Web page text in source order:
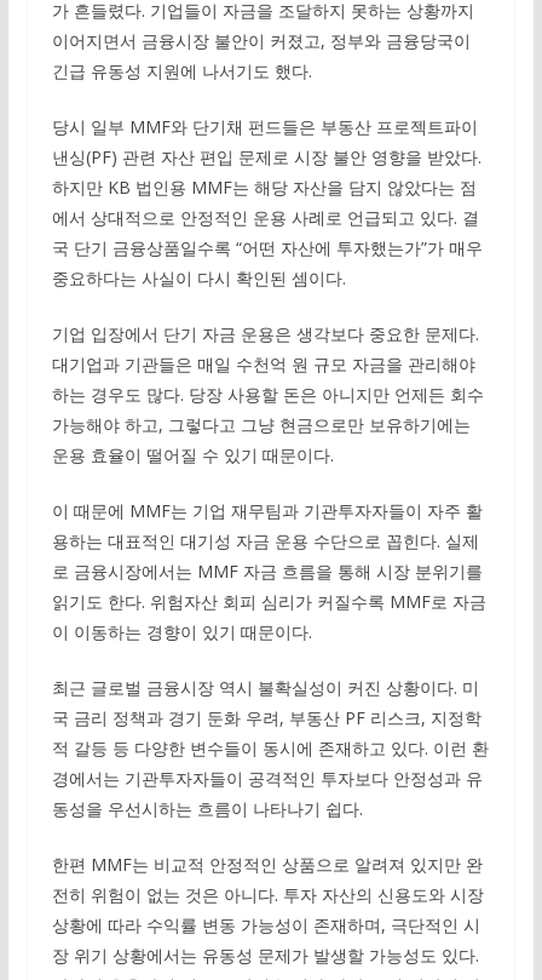
가 흔들렸다. 기업들이 자금을 조달하지 못하는 상황까지
이어지면서 금융시장 불안이 커졌고, 정부와 금융당국이
긴급 유동성 지원에 나서기도 했다.
당시 일부 MMF와 단기채 펀드들은 부동산 프로젝트파이
낸싱(PF) 관련 자산 편입 문제로 시장 불안 영향을 받았다.
하지만 KB 법인용 MMF는 해당 자산을 담지 않았다는 점
에서 상대적으로 안정적인 운용 사례로 언급되고 있다. 결
국 단기 금융상품일수록 “어떤 자산에 투자했는가”가 매우
중요하다는 사실이 다시 확인된 셈이다.
기업 입장에서 단기 자금 운용은 생각보다 중요한 문제다.
대기업과 기관들은 매일 수천억 원 규모 자금을 관리해야
하는 경우도 많다. 당장 사용할 돈은 아니지만 언제든 회수
가능해야 하고, 그렇다고 그냥 현금으로만 보유하기에는
운용 효율이 떨어질 수 있기 때문이다.
이 때문에 MMF는 기업 재무팀과 기관투자자들이 자주 활
용하는 대표적인 대기성 자금 운용 수단으로 꼽힌다. 실제
로 금융시장에서는 MMF 자금 흐름을 통해 시장 분위기를
읽기도 한다. 위험자산 회피 심리가 커질수록 MMF로 자금
이 이동하는 경향이 있기 때문이다.
최근 글로벌 금융시장 역시 불확실성이 커진 상황이다. 미
국 금리 정책과 경기 둔화 우려, 부동산 PF 리스크, 지정학
적 갈등 등 다양한 변수들이 동시에 존재하고 있다. 이런 환
경에서는 기관투자자들이 공격적인 투자보다 안정성과 유
동성을 우선시하는 흐름이 나타나기 쉽다.
한편 MMF는 비교적 안정적인 상품으로 알려져 있지만 완
전히 위험이 없는 것은 아니다. 투자 자산의 신용도와 시장
상황에 따라 수익률 변동 가능성이 존재하며, 극단적인 시
장 위기 상황에서는 유동성 문제가 발생할 가능성도 있다.